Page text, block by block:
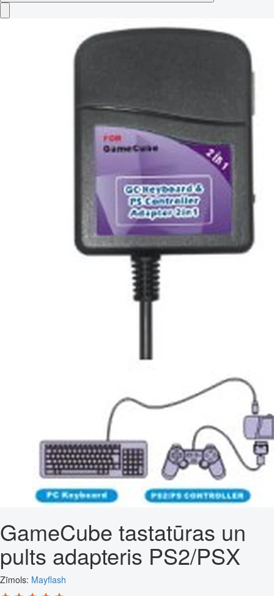
GameCube tastatūras un
pults adapteris PS2/PSX
Zīmols: Mayflash